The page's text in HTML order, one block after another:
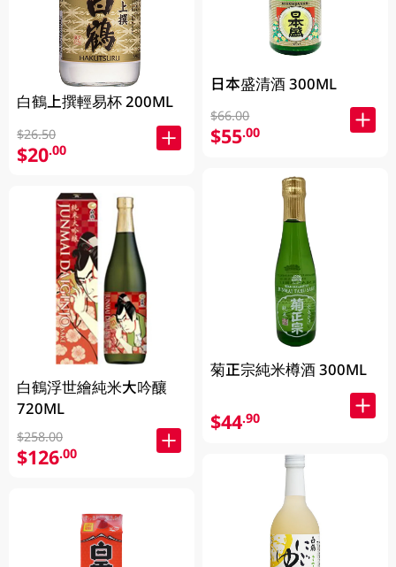
白鶴上撰輕易杯 200ML
$26.50
$20.00
白鶴浮世繪純米大吟釀
720ML
$258.00
$126.00
日本盛清酒 300ML
$66.00
$55.00
菊正宗純米樽酒 300ML
$44.90